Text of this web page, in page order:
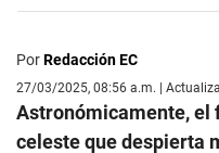
PorRedacción EC
27/03/2025, 08:56 a.m. |
Astronómicamente, el
celeste que despierta